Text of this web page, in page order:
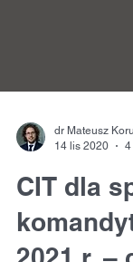
CIT dla